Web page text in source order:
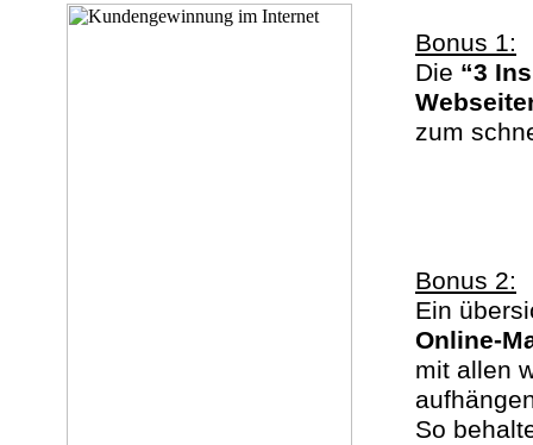
Bonus 1:
Die “3
zum
Bonus 2:
Ein
Online-
mit allen
So